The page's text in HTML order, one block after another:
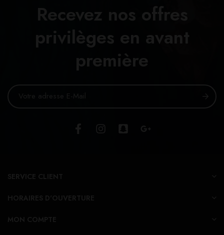
Recevez nos offres
privilèges en avant
première